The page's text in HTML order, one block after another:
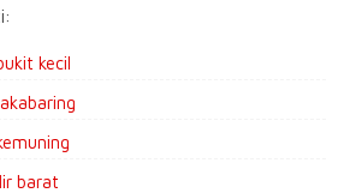
kecil
barat